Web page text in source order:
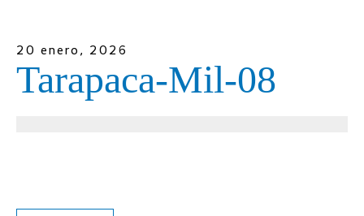
20 enero, 2026
Tarapaca-Mil-08